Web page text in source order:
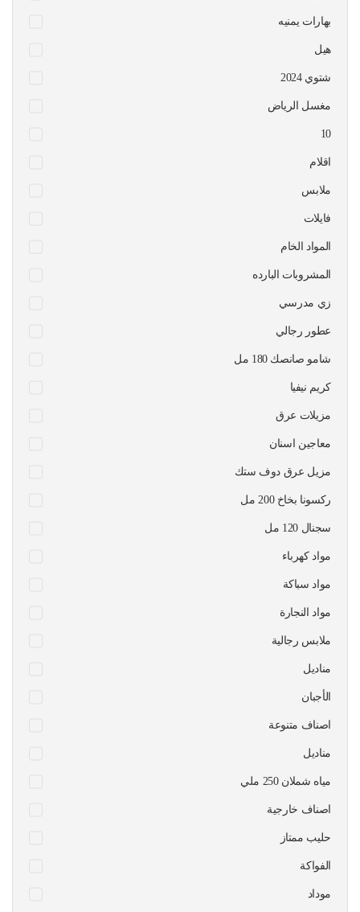
بهارات يمنيه
هيل
شتوي 2024
مغسل الرياض
10
اقلام
ملابس
فايلات
المواد الخام
المشروبات البارده
زي مدرسي
عطور رجالي
شامو صانصك 180 مل
كريم نيفيا
مزيلات عرق
معاجين اسنان
مزيل عرق دوف ستك
ركسونا بخاخ 200 مل
سجنال 120 مل
مواد كهرباء
مواد سباكة
مواد النجارة
ملابس رجالية
مناديل
الأجبان
اصناف متنوعة
مناديل
مياه شملان 250 ملي
اصناف خارجية
حليب ممتاز
الفواكة
موداد